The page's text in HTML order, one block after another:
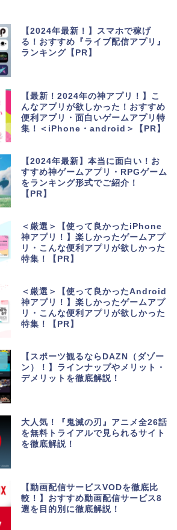
【2024年最新！】スマホで稼げ
る！おすすめ『ライブ配信アプリ』
ランキング【PR】
【最新！2024年の神アプリ！】こ
んなアプリが欲しかった！おすすめ
便利アプリ・面白いゲームアプリ特
集！＜iPhone・android＞【PR】
【2024年最新】本当に面白い！お
すすめ神ゲームアプリ・RPGゲーム
をランキング形式でご紹介！
【PR】
＜厳選＞【使って良かったiPhone
神アプリ！】楽しかったゲームアプ
リ・こんな便利アプリが欲しかった
特集！【PR】
＜厳選＞【使って良かったAndroid
神アプリ！】楽しかったゲームアプ
リ・こんな便利アプリが欲しかった
特集！【PR】
【スポーツ観るならDAZN（ダゾー
ン）！】ラインナップやメリット・
デメリットを徹底解説！
大人気！『鬼滅の刃』アニメ全26話
を無料トライアルで見られるサイト
を徹底解説！
【動画配信サービスVODを徹底比
較！】おすすめ動画配信サービス8
選を目的別に徹底解説！
生活便利アプリ・ゲーム
アプリ
ポイントサイト・お小遣